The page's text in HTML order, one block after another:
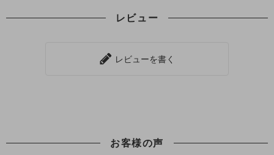
レビュー
レビューを書く
お客様の声